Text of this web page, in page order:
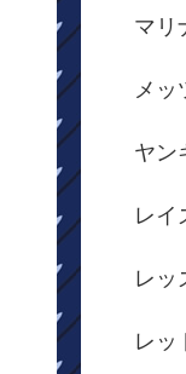
マリ
メッ
ヤン
レイ
レッ
レッ